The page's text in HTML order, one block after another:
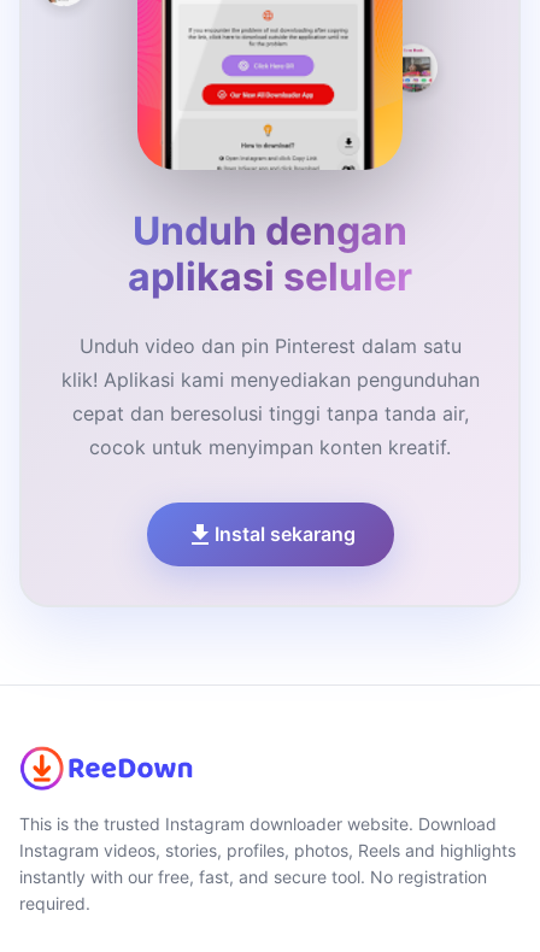
Unduh dengan
aplikasi seluler
Unduh video dan pin Pinterest dalam satu
klik! Aplikasi kami menyediakan pengunduhan
cepat dan beresolusi tinggi tanpa tanda air,
cocok untuk menyimpan konten kreatif.
Instal sekarang
This is the trusted Instagram downloader website. Download
Instagram videos, stories, profiles, photos, Reels and highlights
instantly with our free, fast, and secure tool. No registration
required.